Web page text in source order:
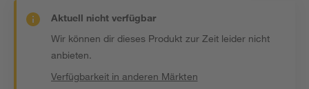
Aktuell nicht verfügbar
Wir können dir dieses Produkt zur Zeit leider nicht
anbieten.
Verfügbarkeit in anderen Märkten